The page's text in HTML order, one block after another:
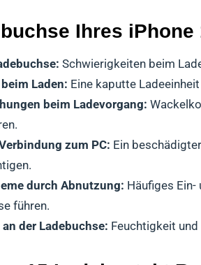
Ihres
Schwierigkeiten beim
Laden: Eine kaputte
beim Ladevorgang:
zum PC: Ein
durch Abnutzung: Häufiges
führen.
der Ladebuchse: Feuchtigkeit